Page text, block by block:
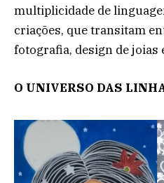
multiplicidade de
criações, que transitam
fotografia, design de joias
O UNIVERSO DAS